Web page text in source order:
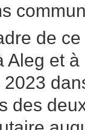
de
Aleg et
des